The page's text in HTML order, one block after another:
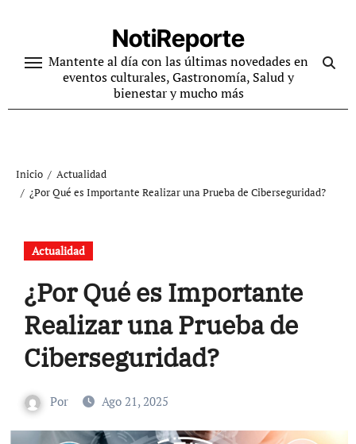
contenido
NotiReporte
Mantente al día con las últimas novedades en
eventos culturales, Gastronomía, Salud y
bienestar y mucho más
Inicio
Actualidad
¿Por Qué es Importante Realizar una Prueba de Ciberseguridad?
Actualidad
¿Por Qué es Importante
Realizar una Prueba de
Ciberseguridad?
Por Ago 21, 2025